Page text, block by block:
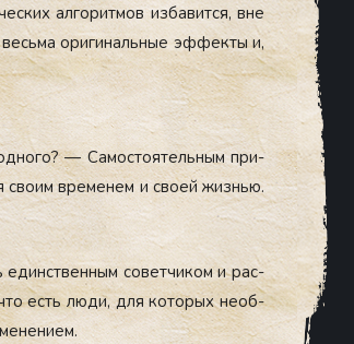
ал­го­рит­мов из­ба­вит­ся, вне
ори­гиналь­ные эф­фекты и,
— Са­мос­то­ятель­ным при­
вре­менем и сво­ей жизнью.
единс­твен­ным со­вет­чи­ком и рас­
есть лю­ди, для ко­торых не­об­